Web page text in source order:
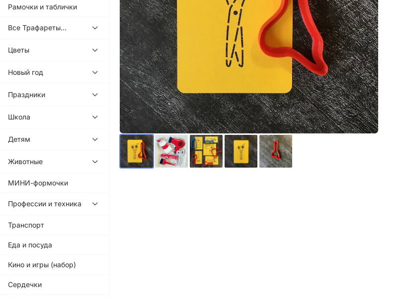
Рамочки и таблички
Все Трафареты...
Цветы
Новый год
Праздники
Школа
Детям
Животные
МИНИ-формочки
Профессии и техника
Транспорт
Еда и посуда
Кино и игры (набор)
Сердечки